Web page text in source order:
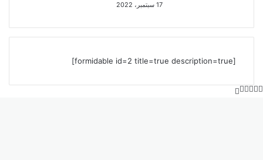
17 سبتمبر، 2022
[formidable id=2 title=true description=true]
فيسبوك
‫X
واتساب
تيلقرام
ڤايبر